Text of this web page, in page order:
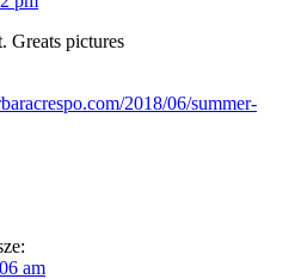
Greats pictures
2018/06/summer-
am